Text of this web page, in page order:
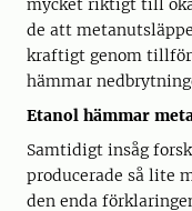
mycket riktigt till
de att
kraftigt genom
hämmar
Etanol hämmar
Samtidigt insåg
producerade så lite
den enda